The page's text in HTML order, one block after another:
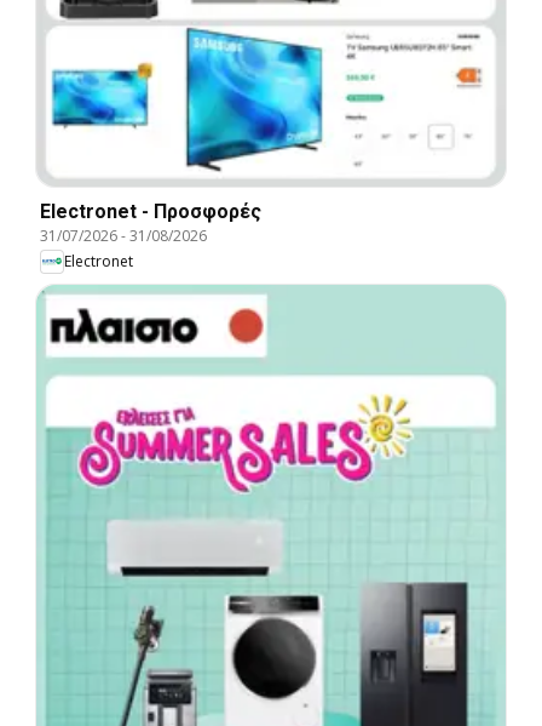
Electronet - Προσφορές
31/07/2026-31/08/2026
Electronet